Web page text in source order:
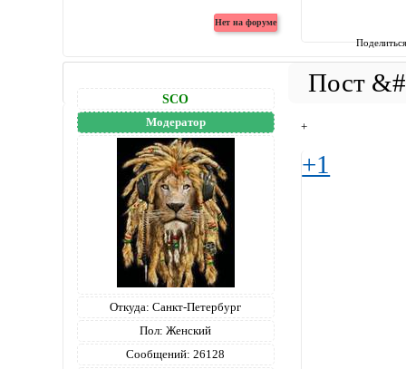
SCO
Модератор
Откуда: Санкт-Петербург
Пол: Женский
Сообщений: 26128
+
+1